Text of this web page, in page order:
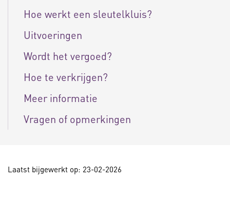
Hoe werkt een sleutelkluis?
Uitvoeringen
Wordt het vergoed?
Hoe te verkrijgen?
Meer informatie
Vragen of opmerkingen
Laatst bijgewerkt op: 23-02-2026